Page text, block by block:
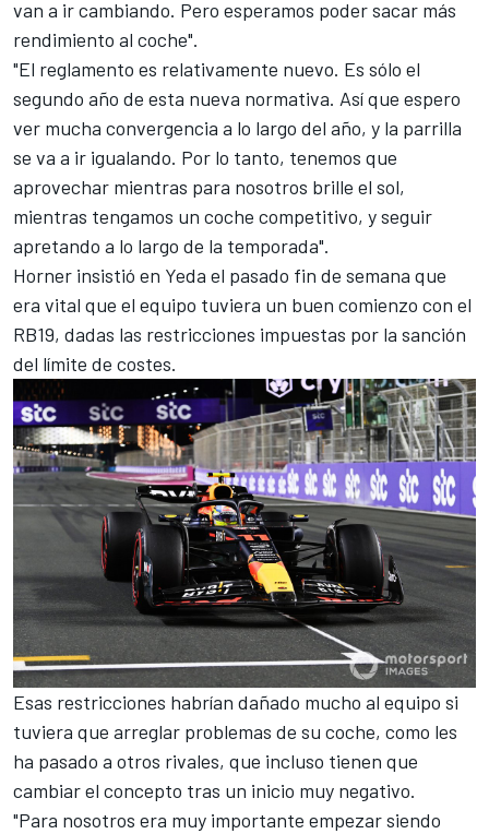
van a ir cambiando. Pero esperamos poder sacar más
rendimiento al coche".
"El reglamento es relativamente nuevo. Es sólo el
segundo año de esta nueva normativa. Así que espero
ver mucha convergencia a lo largo del año, y la parrilla
se va a ir igualando. Por lo tanto, tenemos que
aprovechar mientras para nosotros brille el sol,
mientras tengamos un coche competitivo, y seguir
apretando a lo largo de la temporada".
Horner insistió en Yeda el pasado fin de semana que
era vital que el equipo tuviera un buen comienzo con el
RB19, dadas las restricciones impuestas por la sanción
del límite de costes.
Esas restricciones habrían dañado mucho al equipo si
tuviera que arreglar problemas de su coche, como les
ha pasado a otros rivales, que incluso tienen que
cambiar el concepto tras un inicio muy negativo.
"Para nosotros era muy importante empezar siendo